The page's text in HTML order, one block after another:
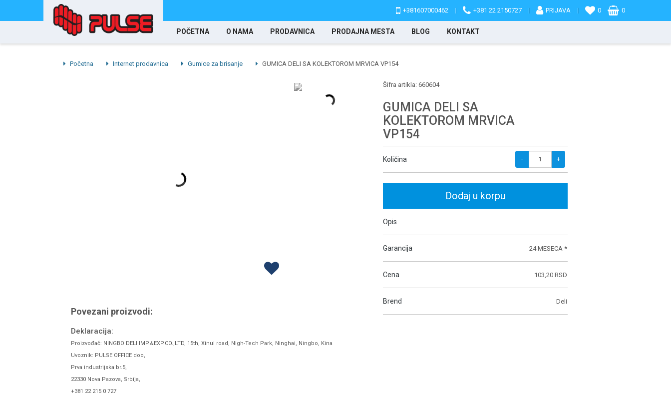
+381607000462 | +381 22 2150727 | PRIJAVA | 0 0
POČETNA O NAMA PRODAVNICA PRODAJNA MESTA BLOG KONTAKT
Početna Internet prodavnica Gumice za brisanje GUMICA DELI SA KOLEKTOROM MRVICA VP154
Povezani proizvodi:
Deklaracija:
Proizvođač: NINGBO DELI IMP.&EXP.CO.,LTD, 15th, Xinui road, Nigh-Tech Park, Ninghai, Ningbo, Kina
Uvoznik: PULSE OFFICE doo,
Prva industrijska br.5,
22330 Nova Pazova, Srbija,
+381 22 215 0 727
Šifra artikla: 660604
GUMICA DELI SA
KOLEKTOROM MRVICA
VP154
Količina − +
Dodaj u korpu
Opis
Garancija 24 MESECA *
Cena 103,20 RSD
Brend Deli